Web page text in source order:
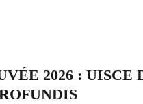
2026 : UISCE
l’élégance du paysage
chaleureux
mots
l’endroit et l’humeur
partageriez-vous